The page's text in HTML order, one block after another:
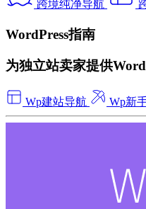
跨境纯净导航
WordPress指南
为独立站卖家提供
Wp建站导航 Wp新